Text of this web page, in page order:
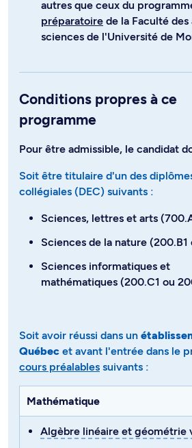
autres que ceux du
préparatoire de la Faculté
sciences de l'Université de
Conditions propres à ce
programme
Pour être admissible, le candidat
Soit être titulaire d'un des
collégiales (DEC) suivants :
Sciences, lettres et arts
Sciences de la nature (200.B1
Sciences informatiques et
mathématiques (200.C1 ou
Soit avoir réussi dans un
Québec et avant l'entrée dans le
cours préalables suivants​​​​​​ :
Mathématique
Algèbre linéaire et géométrie